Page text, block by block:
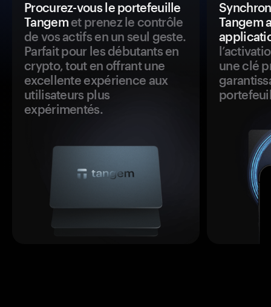
Procurez-vous le portefeuille
Tangemet prenez le contrôle
de vos actifs en un seul geste.
Parfait pour les débutants en
crypto, tout en offrant une
excellente expérience aux
utilisateurs plus
expérimentés.
Tangem
une clé